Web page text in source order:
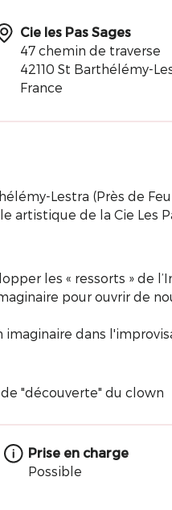
Cie les Pas Sages
47 chemin de traverse
42110 St Barthélémy-
France
Lestra (Près de
artistique de la Cie Les
les « ressorts » de
pour ouvrir de
imaginaire dans
"découverte" du clown
Prise en charge
Possible